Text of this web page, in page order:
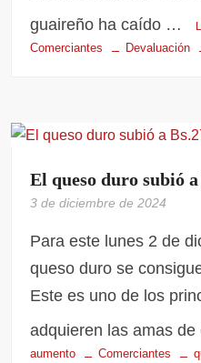
guaireño ha caído …
Comerciantes Devaluación
El queso duro subió a
3 de diciembre de 2024
Para este lunes 2 de
queso duro se
Este es uno de los
adquieren las amas
aumento Comerciantes